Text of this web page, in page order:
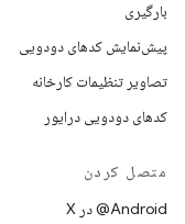
بارگیری
پیش‌نمایش کدهای دودویی
تصاویر تنظیمات کارخانه
کدهای دودویی درایور
متصل کردن
‫‎@Android در X